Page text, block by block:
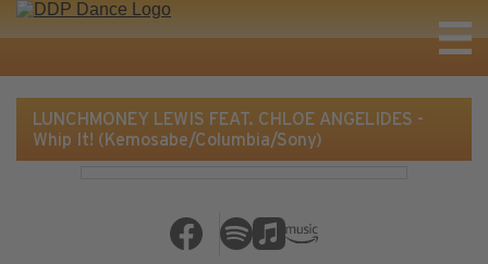
LUNCHMONEY LEWIS FEAT. CHLOE ANGELIDES -
Whip It! (Kemosabe/Columbia/Sony)